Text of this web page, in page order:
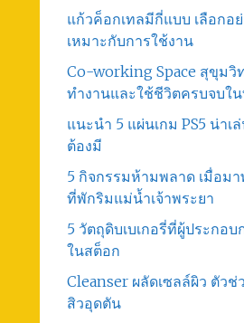
แก้วค็อกเทลมีกี่แบบ เลือกอย่
เหมาะกับการใช้งาน
Co-working Space สุขุมวิ
ทำงานและใช้ชีวิตครบจบใน
แนะนำ 5 แผ่นเกม PS5 น่าเ
ต้องมี
5 กิจกรรมห้ามพลาด เมื่อม
ที่พักริมแม่น้ำเจ้าพระยา
5 วัตถุดิบเบเกอรี่ที่ผู้ประกอบ
ในสต็อก
Cleanser ผลัดเซลล์ผิว ตัวช่
สิวอุดตัน